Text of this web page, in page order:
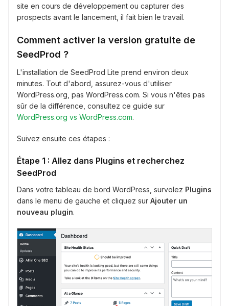
site en cours de développement ou capturer des
prospects avant le lancement, il fait bien le travail.
Comment activer la version gratuite de
SeedProd ?
L'installation de SeedProd Lite prend environ deux
minutes. Tout d'abord, assurez-vous d'utiliser
WordPress.org, pas WordPress.com. Si vous n'êtes pas
sûr de la différence, consultez ce guide sur
WordPress.org vs WordPress.com.
Suivez ensuite ces étapes :
Étape 1 : Allez dans Plugins et recherchez
SeedProd
Dans votre tableau de bord WordPress, survolez Plugins
dans le menu de gauche et cliquez sur Ajouter un
nouveau plugin.